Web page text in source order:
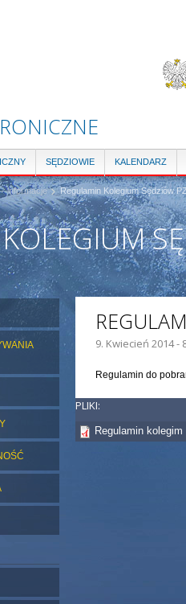
SĘDZIOWIE KALENDARZ
informacje Regulamin Kolegium Sędziów
9. Kwiecień 2014 -
Regulamin do
PLIKI:
Regulamin